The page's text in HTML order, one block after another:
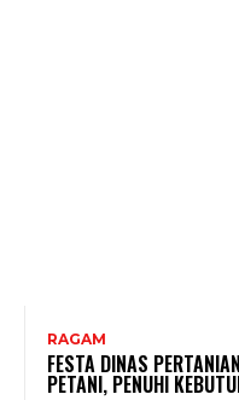
RAGAM
FESTA DINAS
PETANI, PENUHI